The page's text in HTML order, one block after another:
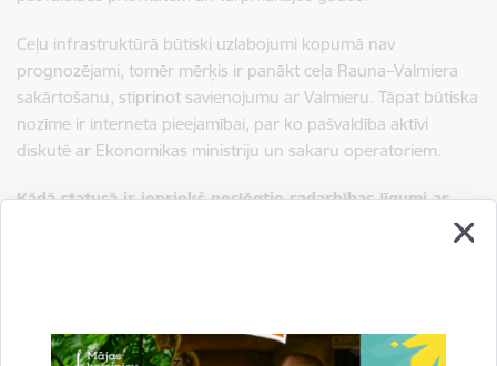
Ceļu infrastruktūrā būtiski uzlabojumi kopumā nav
prognozējami, tomēr mērķis ir panākt ceļa Rauna–Valmiera
sakārtošanu, stiprinot savienojumu ar Valmieru. Tāpat būtiska
nozīme ir interneta pieejamībai, par ko pašvaldība aktīvi
diskutē ar Ekonomikas ministriju un sakaru operatoriem.
Kādā statusā ir iepriekš noslēgtie sadarbības līgumi ar
atbalstot Ukrainas pašvaldības un pārrunājot turpmākās